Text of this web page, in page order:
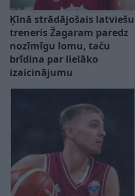
Ķīnā strādājošais latviešu
treneris Žagaram paredz
nozīmīgu lomu, taču
brīdina par lielāko
izaicinājumu